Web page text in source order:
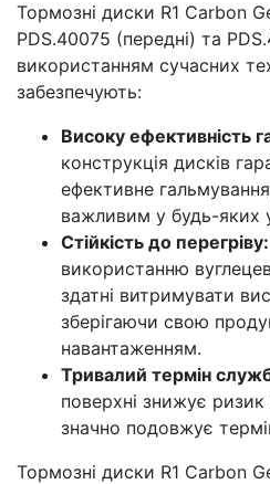
Тормозні диски R1 Carbon
PDS.40075 (передні) та
використанням сучасних
забезпечують:
Високу ефективність
конструкція дисків
ефективне
важливим у будь-яких
Стійкість до перегріву:
використанню
здатні витримувати
зберігаючи свою
навантаженням.
Тривалий термін
поверхні знижує ризик
значно подовжує
Тормозні диски R1 Carbon